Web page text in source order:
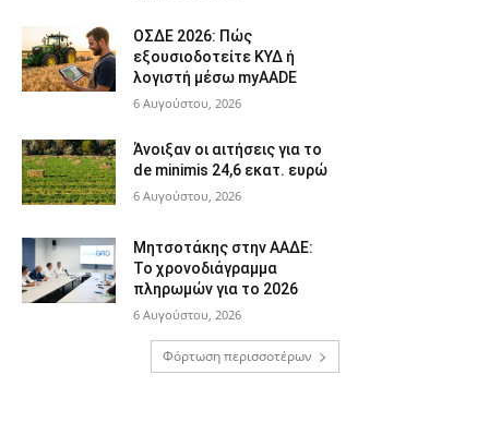
ΟΣΔΕ 2026: Πώς
εξουσιοδοτείτε ΚΥΔ ή
λογιστή μέσω myAADE
6 Αυγούστου, 2026
Άνοιξαν οι αιτήσεις για το
de minimis 24,6 εκατ. ευρώ
6 Αυγούστου, 2026
Μητσοτάκης στην ΑΑΔΕ:
Το χρονοδιάγραμμα
πληρωμών για το 2026
6 Αυγούστου, 2026
Φόρτωση περισσοτέρων